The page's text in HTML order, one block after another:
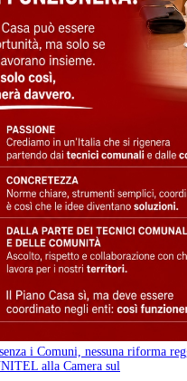
i Comuni, nessuna riforma
alla Camera sul